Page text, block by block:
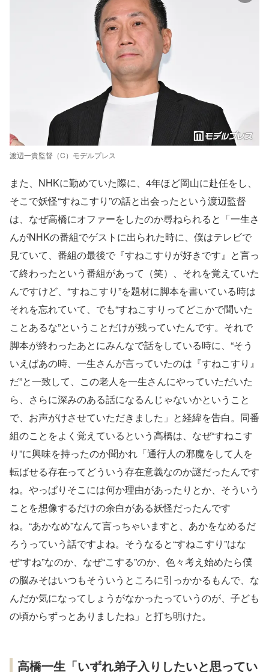
渡辺一貴監督（C）モデルプレス
また、NHKに勤めていた際に、4年ほど岡山に赴任をし、
そこで妖怪“すねこすり”の話と出会ったという渡辺監督
は、なぜ高橋にオファーをしたのか尋ねられると「一生さ
んがNHKの番組でゲストに出られた時に、僕はテレビで
見ていて、番組の最後で『すねこすりが好きです』と言っ
て終わったという番組があって（笑）、それを覚えていた
んですけど、“すねこすり”を題材に脚本を書いている時は
それを忘れていて、でも“すねこすりってどこかで聞いた
ことあるな”ということだけが残っていたんです。それで
脚本が終わったあとにみんなで話をしている時に、“そう
いえばあの時、一生さんが言っていたのは『すねこすり』
だ”と一致して、この老人を一生さんにやっていただいた
ら、さらに深みのある話になるんじゃないかということ
で、お声がけさせていただきました」と経緯を告白。同番
組のことをよく覚えているという高橋は、なぜ“すねこす
り”に興味を持ったのか聞かれ「通行人の邪魔をして人を
転ばせる存在ってどういう存在意義なのか謎だったんです
ね。やっぱりそこには何か理由があったりとか、そういう
ことを想像するだけの余白がある妖怪だったんです
ね。“あかなめ”なんて言っちゃいますと、あかをなめるだ
ろうっていう話ですよね。そうなると“すねこすり”はな
ぜ“すね”なのか、なぜ“こする”のか、色々考え始めたら僕
の脳みそはいつもそういうところに引っかかるもんで、な
んだか気になってしょうがなかったっていうのが、子ども
の頃からずっとありましたね」と打ち明けた。
高橋一生「いずれ弟子入りしたいと思ってい